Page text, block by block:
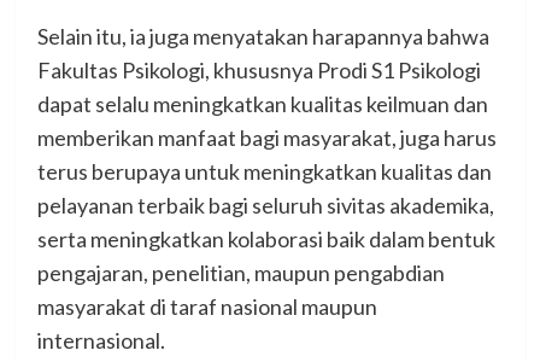
Selain itu, ia juga menyatakan harapannya bahwa
Fakultas Psikologi, khususnya Prodi S1 Psikologi
dapat selalu meningkatkan kualitas keilmuan dan
memberikan manfaat bagi masyarakat, juga harus
terus berupaya untuk meningkatkan kualitas dan
pelayanan terbaik bagi seluruh sivitas akademika,
serta meningkatkan kolaborasi baik dalam bentuk
pengajaran, penelitian, maupun pengabdian
masyarakat di taraf nasional maupun
internasional.